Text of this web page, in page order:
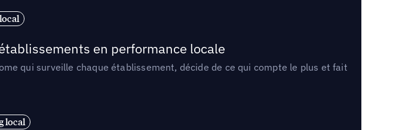
en performance locale
qui surveille chaque établissement, décide de ce qui compte le plus et fait
local